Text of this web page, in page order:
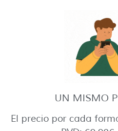
UN MISMO
El precio por cada